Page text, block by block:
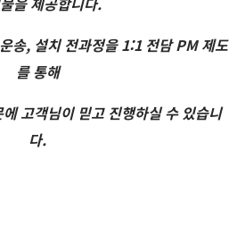
송, 설치 전과정을 1:1 전담 PM 제도
를 통해
고객님이 믿고 진행하실 수 있습니
다.